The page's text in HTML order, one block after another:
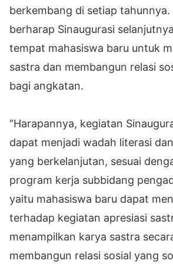
berkembang di setiap tahunnya.
berharap Sinaugurasi
tempat mahasiswa baru untuk
sastra dan membangun relasi
bagi angkatan.
“Harapannya, kegiatan
dapat menjadi wadah literasi
yang berkelanjutan, sesuai
program kerja subbidang
yaitu mahasiswa baru dapat
terhadap kegiatan apresiasi
menampilkan karya sastra
membangun relasi sosial yang